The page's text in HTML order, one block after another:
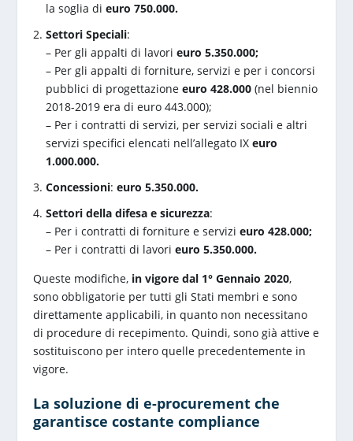
la soglia dieuro 750.000.
Settori Speciali:
– Per gli appalti di lavorieuro 5.350.000;
– Per gli appalti di forniture, servizi e per i concorsi
pubblici di progettazioneeuro 428.000(nel biennio
2018-2019 era di euro 443.000);
– Per i contratti di servizi, per servizi sociali e altri
servizi specifici elencati nell’allegato IXeuro
1.000.000.
Concessioni:euro 5.350.000.
Settori della difesa e sicurezza:
– Per i contratti di forniture e servizieuro 428.000;
– Per i contratti di lavorieuro 5.350.000.
Queste modifiche, in vigore dal 1° Gennaio 2020,
sono obbligatorie per tutti gli Stati membri e sono
direttamente applicabili, in quanto non necessitano
di procedure di recepimento. Quindi, sono già attive e
sostituiscono per intero quelle precedentemente in
vigore.
La soluzione di e-procurement che
garantisce costante compliance